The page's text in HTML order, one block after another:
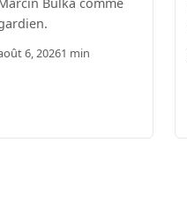
6, 20261 min